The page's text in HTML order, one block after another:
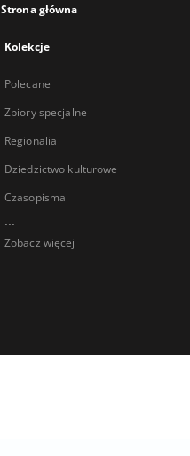
Strona główna
Kolekcje
Polecane
Zbiory specjalne
Regionalia
Dziedzictwo kulturowe
Czasopisma
...
Zobacz więcej